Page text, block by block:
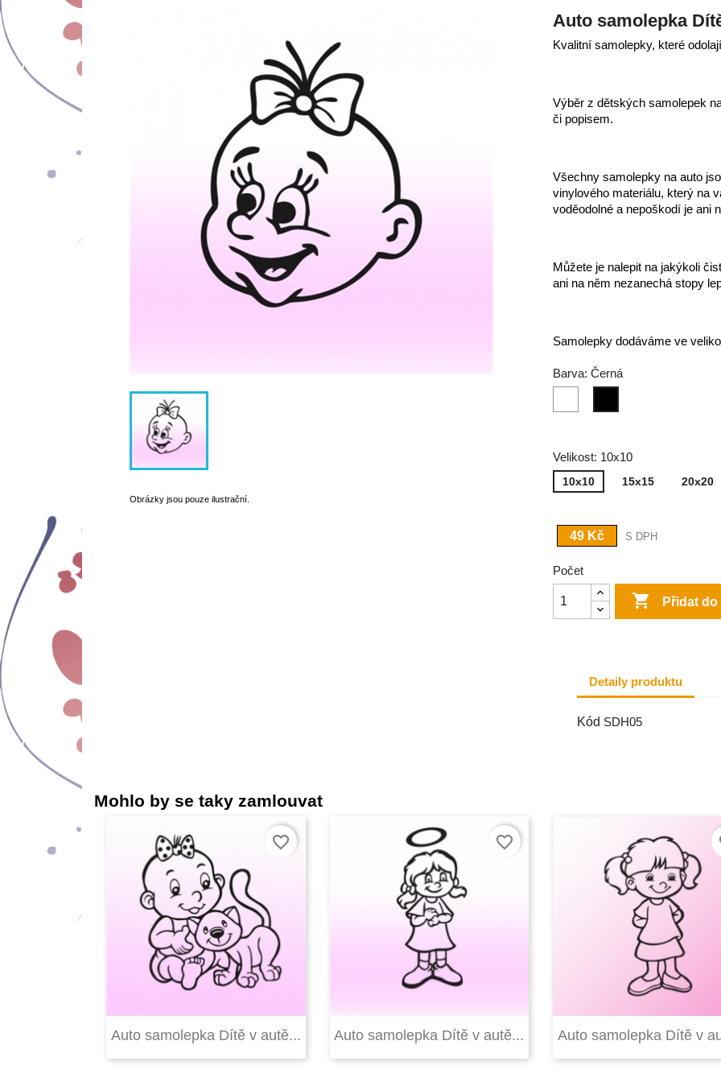
Obrázky jsou pouze ilustrační.
Auto samolepka
Kvalitní samolepky, které
Výběr z dětských samolepek
či popisem.
Všechny samolepky na auto
vinylového materiálu, který na
voděodolné a nepoškodí je ani
Můžete je nalepit na jakýkoli
ani na něm nezanechá stopy
Samolepky dodáváme ve
Barva: Černá
Velikost: 10x10
10x10 15x15 20x20
49 Kč S DPH
Počet
 Přidat
Detaily produktu
Kód SDH05
Mohlo by se taky zamlouvat
Rychlý náhled
Auto samolepka Dítě v autě...
favorite_border
Rychlý náhled
Auto samolepka Dítě v autě...
favorite_border
Rychlý náhled
Auto samolepka Dítě v